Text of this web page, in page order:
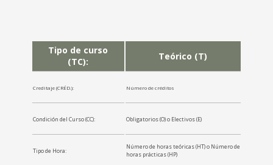
Tipo de curso
(TC):
Teórico (T)
Creditaje (CRÉD.): Número de créditos
Condición del Curso (CC): Obligatorios (O) o Electivos (E)
Tipo de Hora:
Número de horas teóricas (HT) o Número de
horas prácticas (HP)